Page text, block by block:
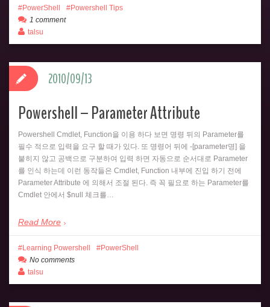
PowerShell
Powershell Tips
1 comment
talsu
Powershell – Parameter Attribute
Powershell Cmdlet, Function을 이용 하다 보면 명령 뒤의 Parameter를
필수 적으로 입력을 요구 할 때가 있다. 또 명령어 뒤에 -[parameter명] 을
붙히지 않고 공백으로 구분하여 입력 하면 자동으로 순서대로 Parameter
를 인식 하는데 이런 동작들은 Cmdlet, Function 내부에 진입 하기 전에
Parameter Attribute 에 의해서 조절 된다. 즉 꼭 필요로 하는 Parameter를
Cmdlet 안에서 $null 체크를…
Read More
2010/09/13
Learning Powershell
PowerShell
No comments
talsu